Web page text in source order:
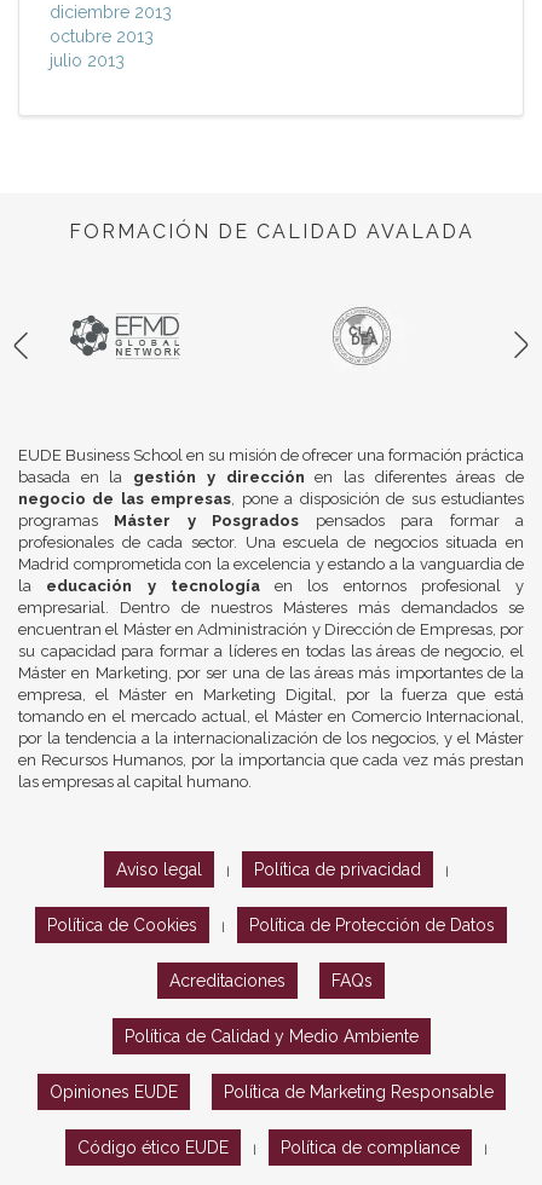
diciembre 2013
octubre 2013
julio 2013
FORMACIÓN DE CALIDAD AVALADA
EUDE Business School en su misión de ofrecer una formación práctica
basada en la gestión y dirección en las diferentes áreas de
negocio de las empresas, pone a disposición de sus estudiantes
programas Máster y Posgrados pensados para formar a
profesionales de cada sector. Una escuela de negocios situada en
Madrid comprometida con la excelencia y estando a la vanguardia de
la educación y tecnologíaen los entornos profesional y
empresarial. Dentro de nuestros Másteres más demandados se
encuentran el Máster en Administración y Dirección de Empresas, por
su capacidad para formar a líderes en todas las áreas de negocio, el
Máster en Marketing, por ser una de las áreas más importantes de la
empresa, el Máster en Marketing Digital, por la fuerza que está
tomando en el mercado actual, el Máster en Comercio Internacional,
por la tendencia a la internacionalización de los negocios, y el Máster
en Recursos Humanos, por la importancia que cada vez más prestan
las empresas al capital humano.
Aviso legal Política de privacidad
Política de Cookies Política de Protección de Datos
Acreditaciones FAQs
Política de Calidad y Medio Ambiente
Opiniones EUDE Política de Marketing Responsable
Código ético EUDE Política de compliance